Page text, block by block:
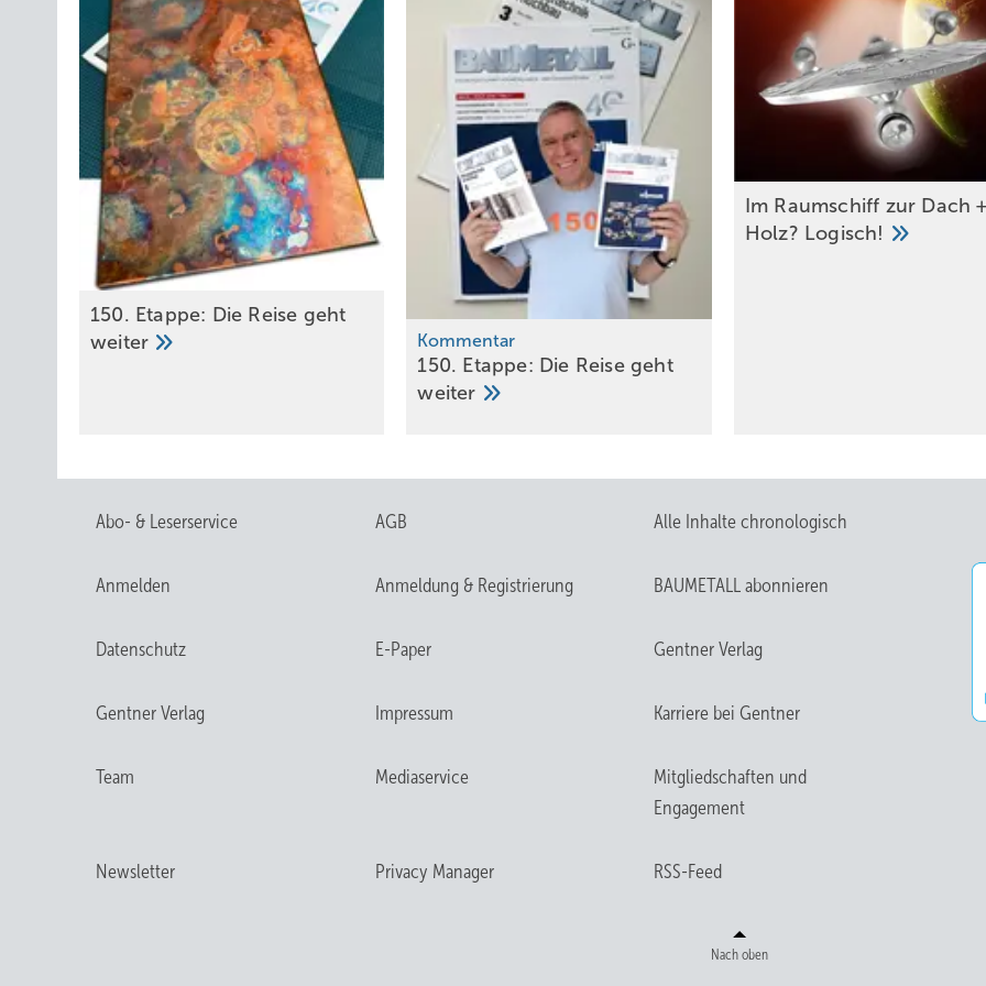
150. Etappe: Die Reise geht
weiter
Kommentar
150. Etappe: Die Reise geht
weiter
Im R aumschiff zur Dach
Holz? Logisch!
Abo- & Leserservice AGB Alle Inhalte chronologisch
Anmelden Anmeldung & Registrierung BAUMETALL abonnieren
Datenschutz E-Paper Gentner Verlag
Gentner Verlag Impressum Karriere bei Gentner
Team Mediaservice
Mitgliedschaften und
Engagement
Newsletter Privacy Manager RSS-Feed
Nach oben